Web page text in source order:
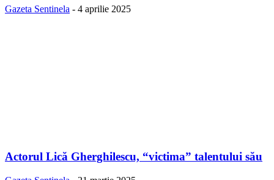
Gazeta Sentinela - 4 aprilie 2025
Actorul Lică Gherghilescu, “victima” talentului său